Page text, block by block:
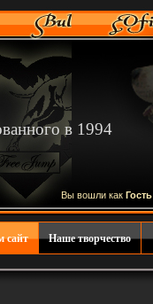
в 1994
Вы вошли как Гость
сайт Наше творчество